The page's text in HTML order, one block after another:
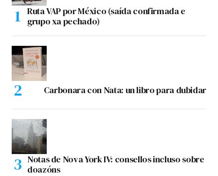
Ruta VAP por México (saída confirmada e
grupo xa pechado)
Carbonara con Nata: un libro para dubidar
Notas de Nova York IV: consellos incluso sobre
doazóns